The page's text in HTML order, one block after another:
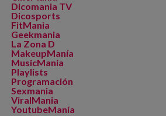
Dicomania TV
Dicosports
FitMania
Geekmania
La Zona D
MakeupManía
MusicManía
Playlists
Programación
Sexmania
ViralMania
YoutubeManía